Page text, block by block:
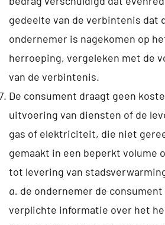
gedeelte van de verbintenis dat
ondernemer is nagekomen op
herroeping, vergeleken met de
van de verbintenis.
De consument draagt geen
uitvoering van diensten of de
gas of elektriciteit, die niet
gemaakt in een beperkt volume
tot levering van
a. de ondernemer de
verplichte informatie over het